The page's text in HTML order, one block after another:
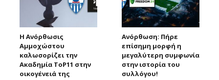
Η Ανόρθωσις
Αμμοχώστου
καλωσορίζει την
Ακαδημία ToP11 στην
οικογένειά της
Ανόρθωση: Πήρε
επίσημη μορφή η
μεγαλύτερη συμφωνία
στην ιστορία του
συλλόγου!